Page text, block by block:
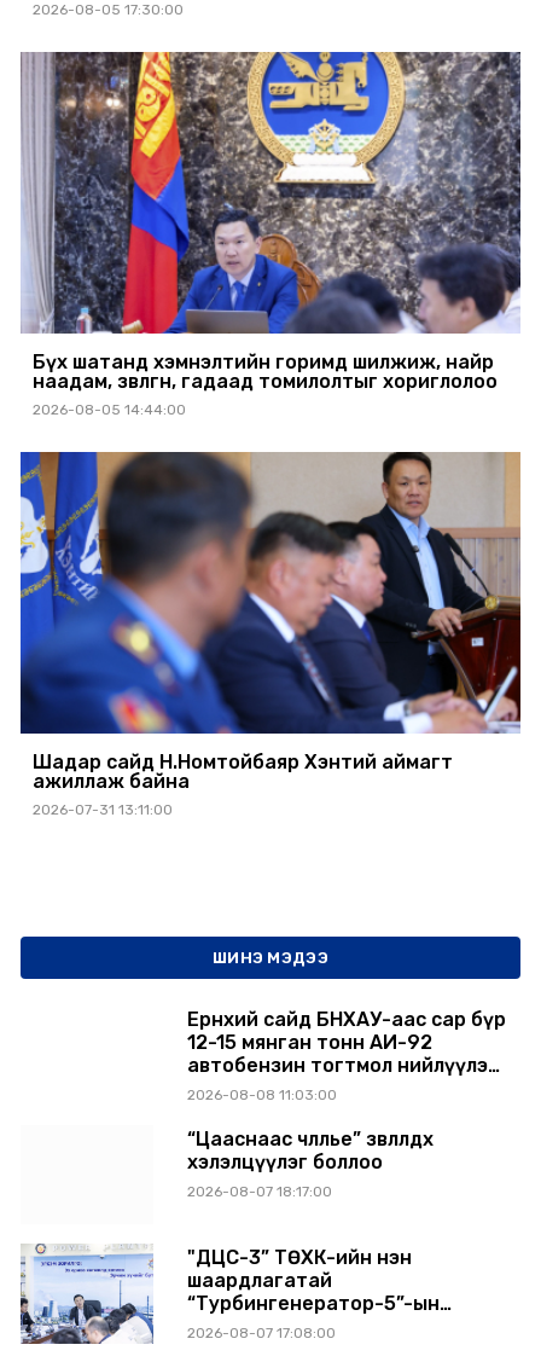
2026-08-05 17:30:00
Бүх шатанд хэмнэлтийн горимд шилжиж, найр
наадам, зөвлөгөөн, гадаад томилолтыг хориглолоо
2026-08-05 14:44:00
Шадар сайд Н.Номтойбаяр Хэнтий аймагт
ажиллаж байна
2026-07-31 13:11:00
ШИНЭ МЭДЭЭ
Ерөнхий сайд БНХАУ-аас сар бүр
12-15 мянган тонн АИ-92
автобензин тогтмол нийлүүлэх
хүсэлт тавилаа
2026-08-08 11:03:00
“Цааснаас чөлөөлье” зөвлөлдөх
хэлэлцүүлэг боллоо
2026-08-07 18:17:00
"ДЦС-3” ТӨХК-ийн нэн
шаардлагатай
“Турбингенератор-5”-ын
шинэчлэлийн төсвийг
2026-08-07 17:08:00